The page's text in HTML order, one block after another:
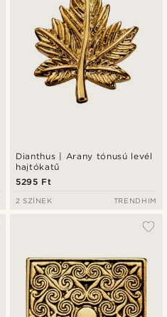
Legmagasabb ár
Dianthus | Arany tónusú levél
hajtókatű
5295 Ft
2 SZÍNEK TRENDHIM